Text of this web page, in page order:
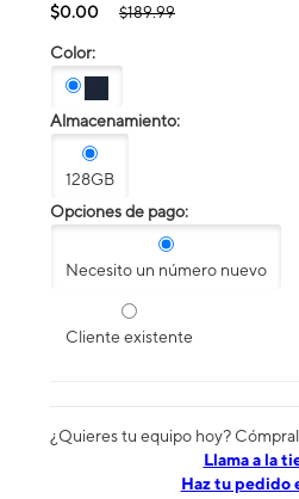
$0.00 $189.99
Color:
Almacenamiento:
128GB
Opciones de pago:
Necesito un número nuevo
Cliente existente
¿Quieres tu equipo hoy?
​​​​​​​Llama a la
Haz tu pedido